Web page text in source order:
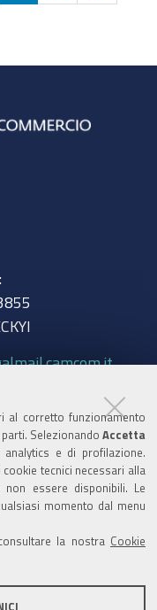
al corretto funzionamento
Selezionando Accetta
e di profilazione.
tecnici necessari alla
non essere disponibili. Le
momento dal menu
la nostra Cookie